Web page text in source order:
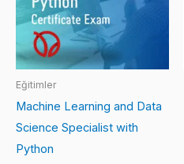
Eğitimler
Machine Learning and Data
Science Specialist with
Python